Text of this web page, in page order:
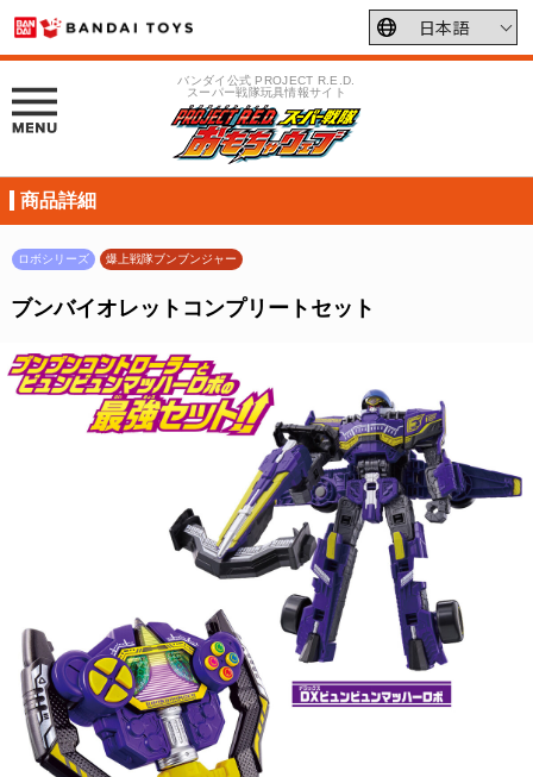
バンダイ公式 PROJECT R.E.D.
スーパー戦隊玩具情報サイト
商品詳細
ロボシリーズ 爆上戦隊ブンブンジャー
ブンバイオレットコンプリートセット